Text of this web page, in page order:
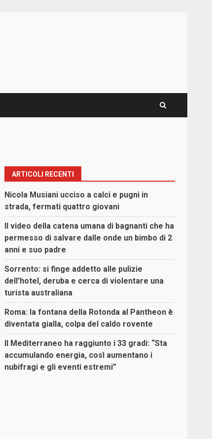
ARTICOLI RECENTI
Nicola Musiani ucciso a calci e pugni in
strada, fermati quattro giovani
Il video della catena umana di bagnanti che ha
permesso di salvare dalle onde un bimbo di 2
anni e suo padre
Sorrento: si finge addetto alle pulizie
dell’hotel, deruba e cerca di violentare una
turista australiana
Roma: la fontana della Rotonda al Pantheon è
diventata gialla, colpa del caldo rovente
Il Mediterraneo ha raggiunto i 33 gradi: “Sta
accumulando energia, così aumentano i
nubifragi e gli eventi estremi”